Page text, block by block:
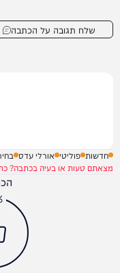
שלח תגובה על הכתבה
חדשות פוליטי אורלי עדס
מצאתם טעות או בעיה בכתבה?